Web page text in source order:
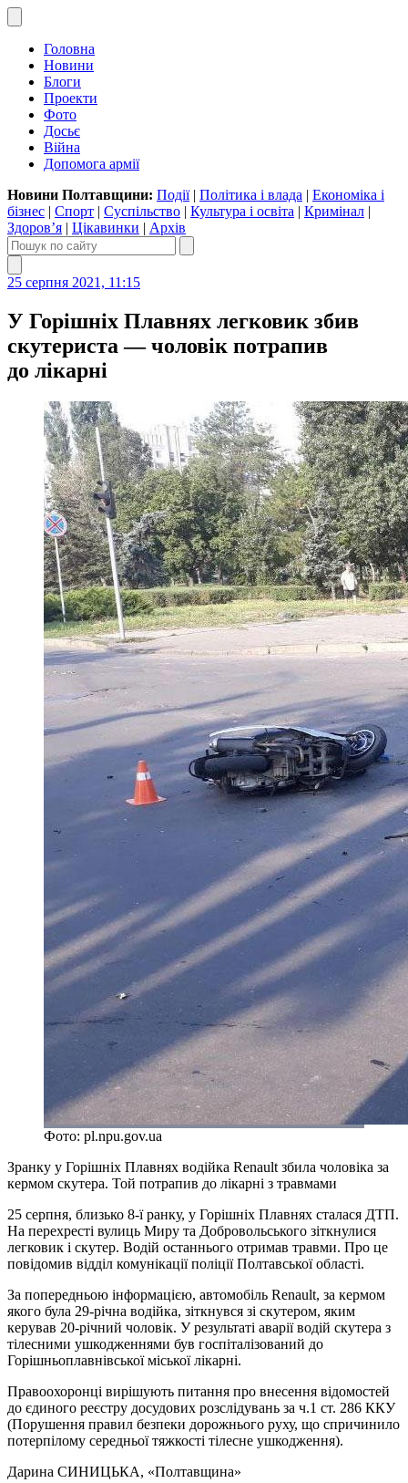
Головна
Новини
Блоги
Проекти
Фото
Досьє
Війна
Допомога армії
Новини Полтавщини: Події| Політика і влада | Економіка і
бізнес | Спорт | Суспільство | Культура і освіта | Кримінал |
Здоров’я | Цікавинки | Архів
25 серпня 2021, 11:15
У Горішніх Плавнях легковик збив
скутериста — чоловік потрапив
до лікарні
Фото: pl.npu.gov.ua
Зранку у Горішніх Плавнях водійка Renault збила чоловіка за
кермом скутера. Той потрапив до лікарні з травмами
25 серпня, близько 8-ї ранку, у Горішніх Плавнях сталася ДТП.
На перехресті вулиць Миру та Добровольського зіткнулися
легковик і скутер. Водій останнього отримав травми. Про це
повідомив відділ комунікації поліції Полтавської області.
За попередньою інформацією, автомобіль Renault, за кермом
якого була 29-річна водійка, зіткнувся зі скутером, яким
керував 20-річний чоловік. У результаті аварії водій скутера з
тілесними ушкодженнями був госпіталізований до
Горішньоплавнівської міської лікарні.
Правоохоронці вирішують питання про внесення відомостей
до єдиного реєстру досудових розслідувань за ч.1 ст. 286 ККУ
(Порушення правил безпеки дорожнього руху, що спричинило
потерпілому середньої тяжкості тілесне ушкодження).
Дарина СИНИЦЬКА, «Полтавщина»